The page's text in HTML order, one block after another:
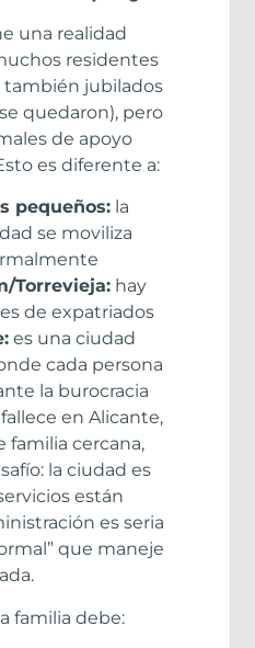
una realidad
residentes
también jubilados
quedaron), pero
de apoyo
es diferente a:
pequeños:la
se moviliza
Torrevieja:hay
de expatriados
es una ciudad
cada persona
la burocracia
en Alicante,
familia cercana,
la ciudad es
están
es seria
que maneje
familia debe: